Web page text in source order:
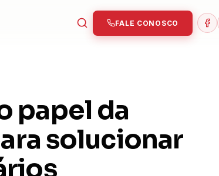
FALE CONOSCO
papel da
solucionar